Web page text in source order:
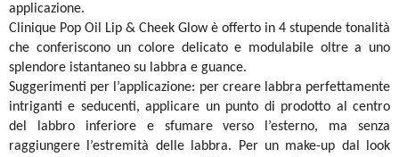
applicazione.
Clinique Pop Oil Lip & Cheek Glow è offerto in 4 stupende tonalità
che conferiscono un colore delicato e modulabile oltre a uno
splendore istantaneo su labbra e guance.
Suggerimenti per l’applicazione: per creare labbra perfettamente
intriganti e seducenti, applicare un punto di prodotto al centro
del labbro inferiore e sfumare verso l’esterno, ma senza
raggiungere l’estremità delle labbra. Per un make-up dal look